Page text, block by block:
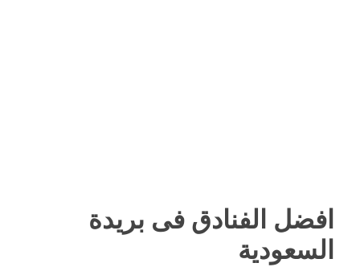
افضل الفنادق فى بريدة
السعودية